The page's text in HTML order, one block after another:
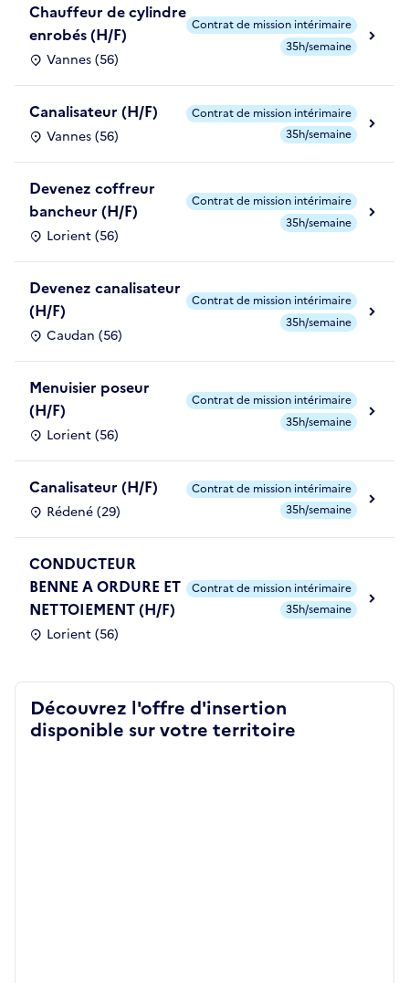
Chauffeur de cylindre
enrobés (H/F)
Vannes (56)
Contrat de mission intérimaire
35h/semaine
Canalisateur (H/F)
Vannes (56)
Contrat de mission intérimaire
35h/semaine
Devenez coffreur
bancheur (H/F)
Lorient (56)
Contrat de mission intérimaire
35h/semaine
Devenez canalisateur
(H/F)
Caudan (56)
Contrat de mission intérimaire
35h/semaine
Menuisier poseur
(H/F)
Lorient (56)
Contrat de mission intérimaire
35h/semaine
Canalisateur (H/F)
Rédené (29)
Contrat de mission intérimaire
35h/semaine
CONDUCTEUR
BENNE A ORDURE ET
NETTOIEMENT (H/F)
Lorient (56)
Contrat de mission intérimaire
35h/semaine
Découvrez l'offre d'insertion
disponible sur votre territoire